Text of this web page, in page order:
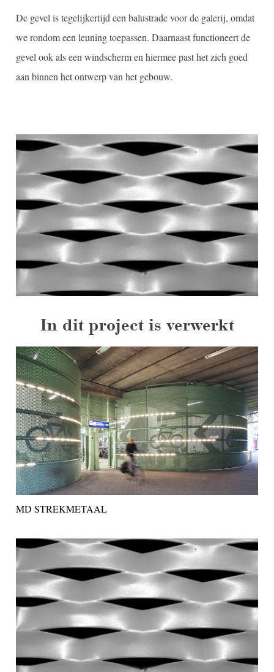
De gevel is tegelijkertijd een balustrade voor de galerij, omdat
we rondom een leuning toepassen. Daarnaast functioneert de
gevel ook als een windscherm en hiermee past het zich goed
aan binnen het ontwerp van het gebouw.
In dit project is verwerkt
MD STREKMETAAL